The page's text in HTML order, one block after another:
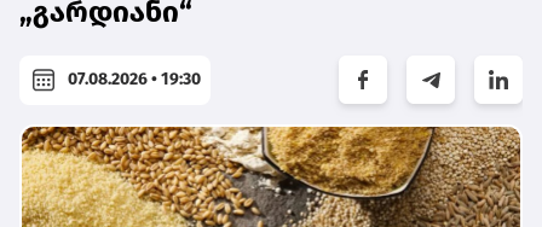
„გარდიანი“
07.08.2026 • 19:30